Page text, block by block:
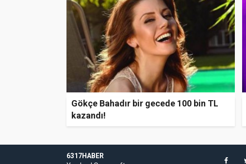
Gökçe Bahadır bir gecede 100 bin TL
kazandı!
6317HABER